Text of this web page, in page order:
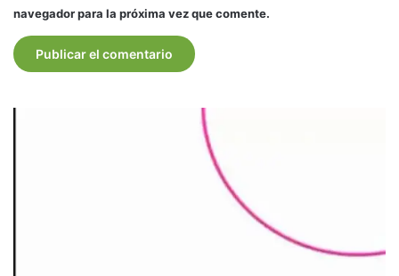
navegador para la próxima vez que comente.